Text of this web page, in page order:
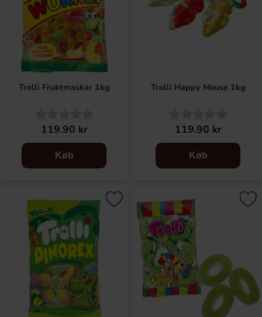
Trolli Fruktmaskar 1kg
119.90 kr
Køb
Trolli Happy Mouse 1kg
119.90 kr
Køb